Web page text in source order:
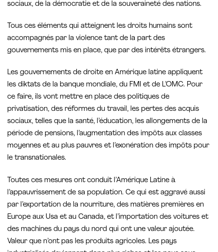
sociaux, de la démocratie et de la souveraineté des nations.
Tous ces éléments qui atteignent les droits humains sont
accompagnés par la violence tant de la part des
gouvernements mis en place, que par des intérêts étrangers.
Les gouvernements de droite en Amérique latine appliquent
les diktats de la banque mondiale, du FMI et de L’OMC. Pour
ce faire, ils vont mettre en place des politiques de
privatisation, des réformes du travail, les pertes des acquis
sociaux, telles que la santé, l’éducation, les allongements de la
période de pensions, l’augmentation des impôts aux classes
moyennes et au plus pauvres et l’exonération des impôts pour
le transnationales.
Toutes ces mesures ont conduit l’Amérique Latine à
l’appauvrissement de sa population. Ce qui est aggravé aussi
par l’exportation de la nourriture, des matières premières en
Europe aux Usa et au Canada, et l’importation des voitures et
des machines du pays du nord qui ont une valeur ajoutée.
Valeur que n’ont pas les produits agricoles. Les pays